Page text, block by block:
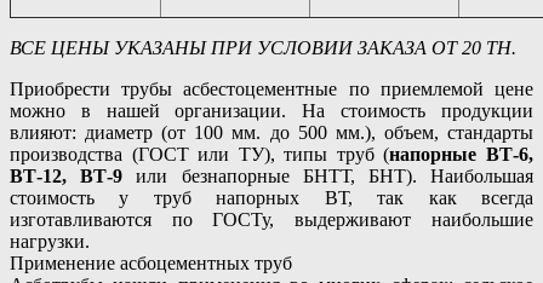
ВСЕ ЦЕНЫ УКАЗАНЫ ПРИ УСЛОВИИ ЗАКАЗА ОТ 20 ТН.
Приобрести трубы асбестоцементные по приемлемой цене
можно в нашей организации. На стоимость продукции
влияют: диаметр (от 100 мм. до 500 мм.), объем, стандарты
производства (ГОСТ или ТУ), типы труб (напорные ВТ-6,
ВТ-12, ВТ-9 или безнапорные БНТТ, БНТ). Наибольшая
стоимость у труб напорных ВТ, так как всегда
изготавливаются по ГОСТу, выдерживают наибольшие
нагрузки.
Применение асбоцементных труб